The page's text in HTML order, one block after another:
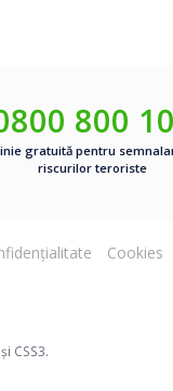
800
gratuită pentru
riscurilor teroriste
Cookies
CSS3.